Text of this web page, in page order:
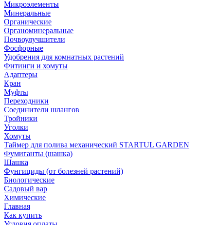
Микроэлементы
Минеральные
Органические
Органоминеральные
Почвоулучшители
Фосфорные
Удобрения для комнатных растений
Фитинги и хомуты
Адаптеры
Кран
Муфты
Переходники
Соединители шлангов
Тройники
Уголки
Хомуты
Таймер для полива механический STARTUL GARDEN
Фумиганты (шашка)
Шашка
Фунгициды (от болезней растений)
Биологические
Садовый вар
Химические
Главная
Как купить